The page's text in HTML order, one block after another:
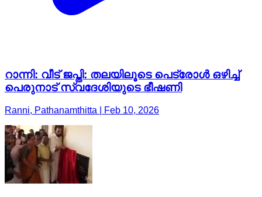
റാന്നി: വീട് ജപ്തി: തലയിലൂടെ പെട്രോൾ ഒഴിച്ച്
പെരുനാട് സ്വദേശിയുടെ ഭീഷണി
Ranni, Pathanamthitta | Feb 10, 2026